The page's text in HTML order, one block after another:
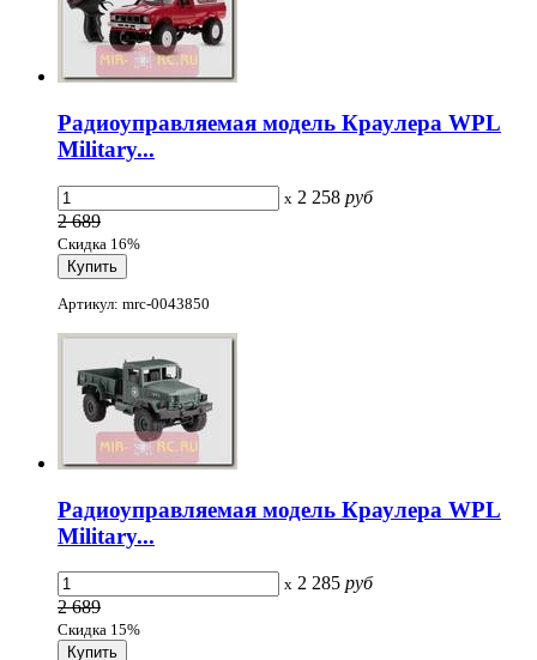
Радиоуправляемая модель Краулера WPL
Military...
x 2 258 руб
2 689
Скидка 16%
Артикул: mrc-0043850
Радиоуправляемая модель Краулера WPL
Military...
x 2 285 руб
2 689
Скидка 15%